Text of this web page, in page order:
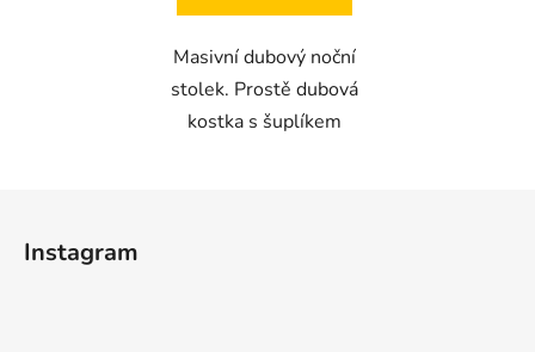
Masivní dubový noční
stolek. Prostě dubová
kostka s šuplíkem
Instagram